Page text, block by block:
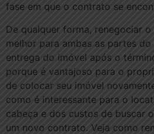
fase em que o contrato se
De qualquer forma, renegociar
melhor para ambas as partes
entrega do imóvel após o
porque é vantajoso para o
de colocar seu imóvel
como é interessante para o
cabeça e dos custos de buscar
um novo contrato. Veja como